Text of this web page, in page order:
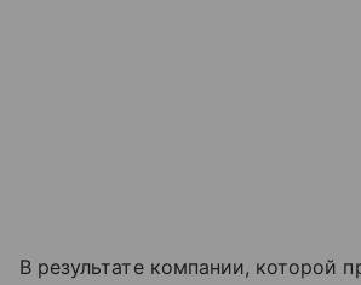
В результате компании, которой